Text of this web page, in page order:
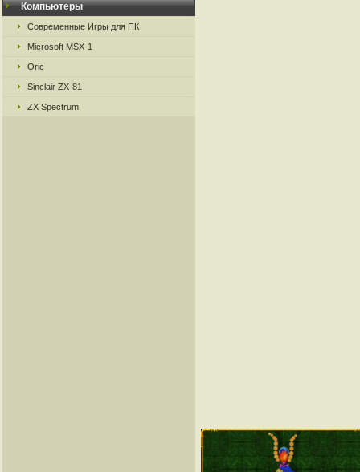
Компьютеры
Современные Игры для ПК
Microsoft MSX-1
Oric
Sinclair ZX-81
ZX Spectrum